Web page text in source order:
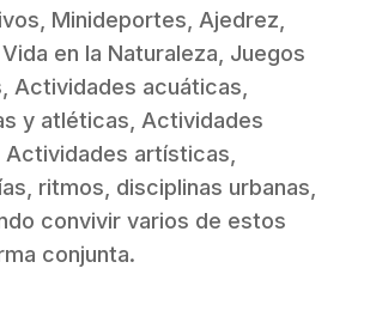
Minideportes, Ajedrez,
en la Naturaleza, Juegos
Actividades acuáticas,
y atléticas, Actividades
artísticas,
ritmos, disciplinas urbanas,
convivir varios de estos
conjunta.